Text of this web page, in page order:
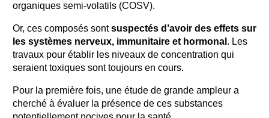
organiques semi-volatils (COSV).
Or, ces composés sontsuspectés d’avoir des effets sur
les systèmes nerveux, immunitaire et hormonal . Les
travaux pour établir les niveaux de concentration qui
seraient toxiques sont toujours en cours.
Pour la première fois, une étude de grande ampleur a
cherché à évaluer la présence de ces substances